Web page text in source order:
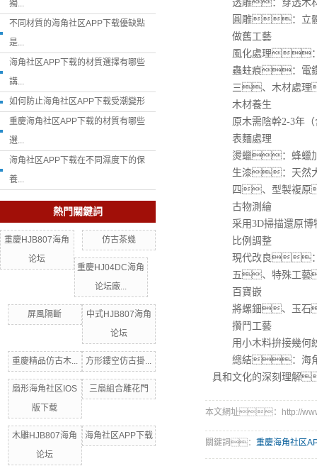
獨...
不同材質的海角社区APP下载優缺點
是...
海角社区APP下载的材質選擇有哪些
講...
如何防止海角社区APP下载受潮變形
重慶海角社区APP下载的材質有哪些
選...
海角社区APP下载在不同濕度下的保
養...
熱門關鍵詞
重慶HJB807海角
论坛
仿古茶幾
重慶HJ04DC海角
论坛廠...
屏風隔斷
中式HJB807海角
论坛
重慶精品仿古木... 方形鏤空仿古掛...
扇形海角社区IOS
版下载
三扇組合雕花門
木雕HJB807海角
论坛
海角社区APP下载
透雕：穿透木材
圓雕：立體
做舊工藝
風化處理：
蟲蛀痕：電鑽
三、木材處理
木材養生
原木需陰幹2-3年（
表麵處理
燙蠟：蜂蠟加
生漆：天然大
四、型製複原
古物測繪
采用3D掃描還原博
比例調整
現代改良：座
五、特殊工藝
百寶嵌
將螺鈿、玉石
攢鬥工藝
用小木料拚接幾何
總結：海角社
具和文化的深刻理解
本文網址：http://
關鍵詞： 重慶海角社区